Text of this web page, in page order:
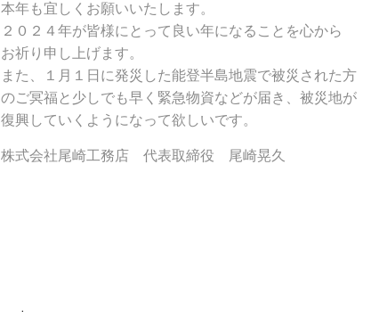
本年も宜しくお願いいたします。
２０２４年が皆様にとって良い年になることを心から
お祈り申し上げます。
また、１月１日に発災した能登半島地震で被災された方
のご冥福と少しでも早く緊急物資などが届き、被災地が
復興していくようになって欲しいです。
株式会社尾崎工務店 代表取締役 尾崎晃久